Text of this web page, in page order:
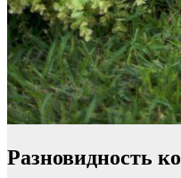
Разновидность